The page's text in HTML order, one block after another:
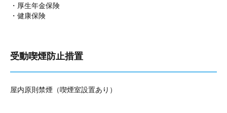
・厚生年金保険
・健康保険
受動喫煙防止措置
屋内原則禁煙（喫煙室設置あり）